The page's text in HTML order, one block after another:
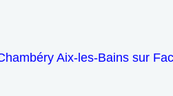
Aix-les-Bains sur